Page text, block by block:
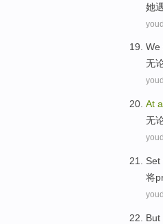
她
We
无
At
无
Set
将
But